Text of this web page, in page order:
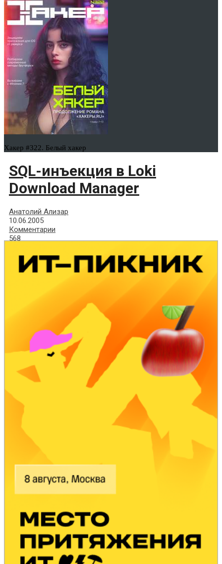
Хакер #322. Белый хакер
SQL-инъекция в Loki
Download Manager
Анатолий Ализар
10.06.2005
Комментарии
568